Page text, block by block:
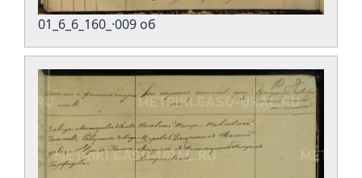
01_6_6_160_·009 об